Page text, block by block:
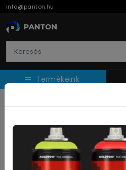
info@panton.hu
Termékeink